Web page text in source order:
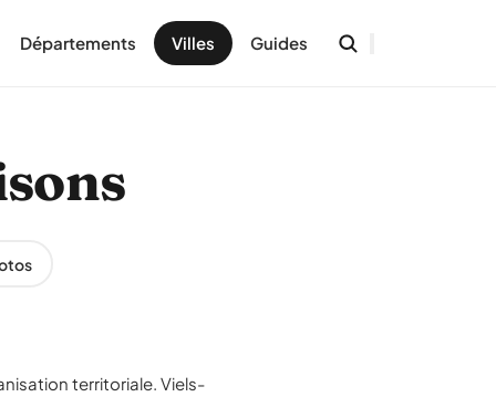
Départements Villes Guides
territoriale. Viels-